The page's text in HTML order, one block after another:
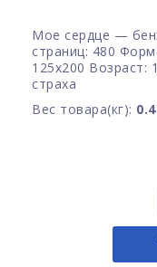
Мое сердце —
страниц: 480
125х200 Возраст:
страха
Вес товара(кг):